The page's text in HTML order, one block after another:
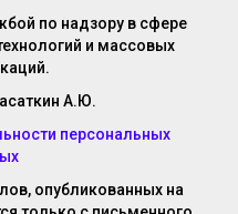
по надзору в сфере
и массовых
А.Ю.
персональных
опубликованных на